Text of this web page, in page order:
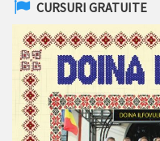
CURSURI GRATUITE